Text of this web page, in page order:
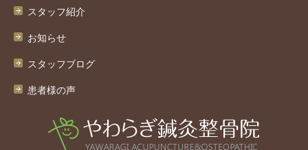
スタッフ紹介
お知らせ
スタッフブログ
患者様の声